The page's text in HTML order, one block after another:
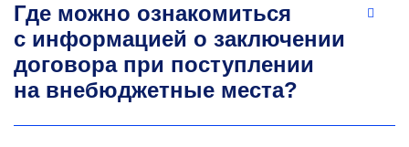
Где можно ознакомиться
с информацией о заключении
договора при поступлении
на внебюджетные места?